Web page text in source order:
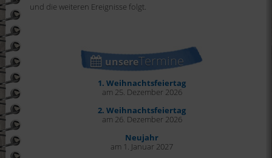
und die weiteren Ereignisse folgt.
unsereTermine
1. Weihnachtsfeiertag
am 25. Dezember 2026
2. Weihnachtsfeiertag
am 26. Dezember 2026
Neujahr
am 1. Januar 2027